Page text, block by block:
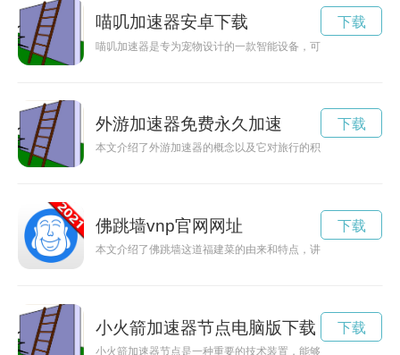
喵叽加速器安卓下载
喵叽加速器是专为宠物设计的一款智能设备，可以为您的宠物
下载
外游加速器免费永久加速
本文介绍了外游加速器的概念以及它对旅行的积极影响，让旅行
下载
佛跳墙vnp官网网址
本文介绍了佛跳墙这道福建菜的由来和特点，讲述了它在追求
下载
小火箭加速器节点电脑版下载
小火箭加速器节点是一种重要的技术装置，能够有效提高火箭
下载